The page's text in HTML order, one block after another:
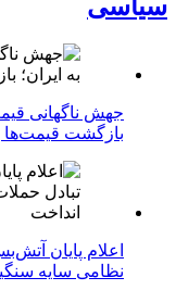
سیاسی
جهش ناگهانی
بازگشت قیمت‌ها
اعلام پایان
نظامی سایه